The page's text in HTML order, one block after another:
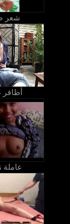
شعر
أظافر
عاملة